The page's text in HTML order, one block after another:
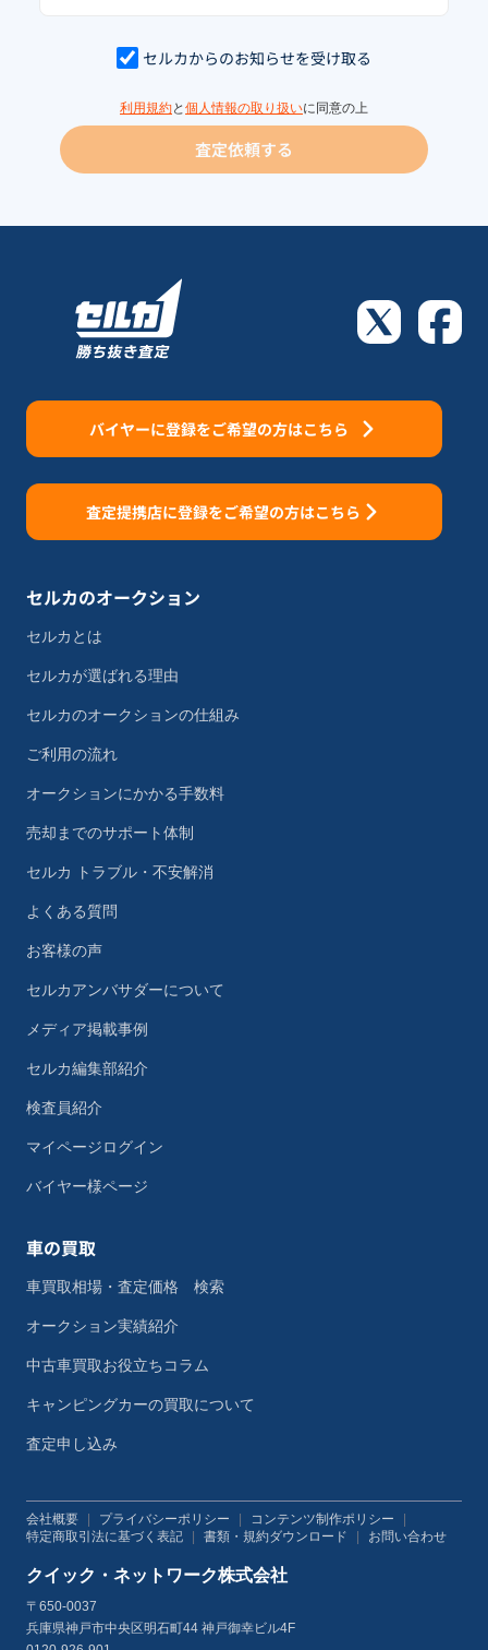
セルカからのお知らせを受け取る
利用規約と 個人情報の取り扱いに同意の上
査定依頼する
バイヤーに登録をご希望の方はこちら
査定提携店に登録をご希望の方はこちら
セルカのオークション
セルカとは
セルカが選ばれる理由
セルカのオークションの仕組み
ご利用の流れ
オークションにかかる手数料
売却までのサポート体制
セルカ トラブル・不安解消
よくある質問
お客様の声
セルカアンバサダーについて
メディア掲載事例
セルカ編集部紹介
検査員紹介
マイページログイン
バイヤー様ページ
車の買取
車買取相場・査定価格 検索
オークション実績紹介
中古車買取お役立ちコラム
キャンピングカーの買取について
査定申し込み
会社概要 プライバシーポリシー コンテンツ制作ポリシー
特定商取引法に基づく表記
書類・規約ダウンロード お問い合わせ
クイック・ネットワーク株式会社
〒650-0037
兵庫県神戸市中央区明石町44 神戸御幸ビル4F